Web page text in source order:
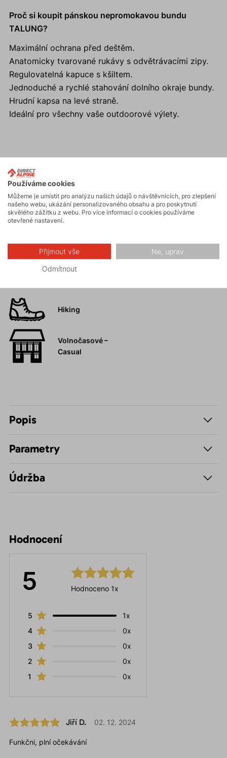
Proč si koupit pánskou nepromokavou bundu
TALUNG?
Maximální ochrana před deštěm.
Anatomicky tvarované rukávy s odvětrávacími zipy.
Regulovatelná kapuce s kšiltem.
Jednoduché a rychlé stahování dolního okraje bundy.
Hrudní kapsa na levé straně.
Ideální pro všechny vaše outdoorové výlety.
Aktivity
Skialpinismus
Vysokohorská
Hiking
Volnočasové –
Casual
Popis
Parametry
Údržba
Hodnocení
5 Hodnoceno 1x
5
1x
4
0x
3
0x
2
0x
1
0x
Jiří D. 02. 12. 2024
Funkčni, plní očekávání
Používáme cookies
Můžeme je umístit pro analýzu našich údajů o návštěvnících, pro zlepšení
našeho webu, ukázání personalizovaného obsahu a pro poskytnutí
skvělého zážitku z webu. Pro více informací o cookies používáme
otevřené nastavení.
Přijmout vše Ne, uprav
Odmítnout